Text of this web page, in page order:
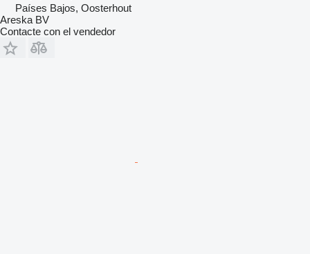
Países Bajos, Oosterhout
Areska BV
Contacte con el vendedor